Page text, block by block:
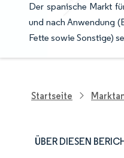
Der spanische Markt
und nach Anwendung
Fette sowie Sonstige)
Startseite
ÜBER DIESEN